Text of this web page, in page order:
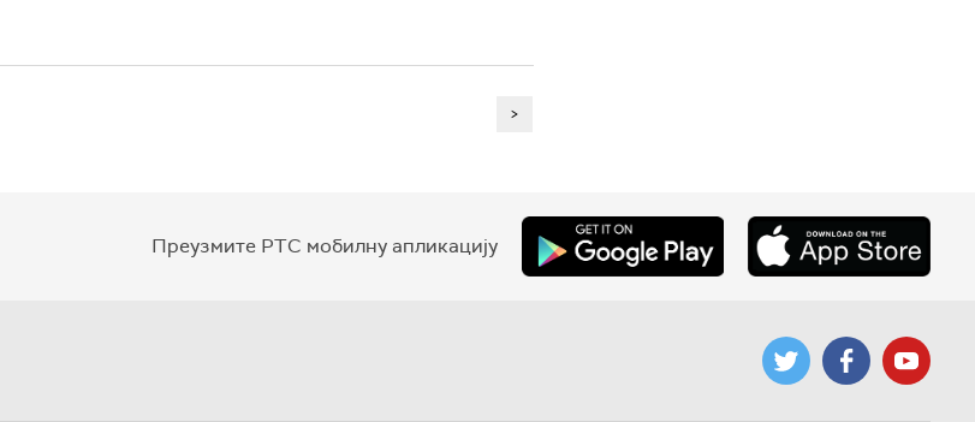
>
Преузмите РТС мобилну апликацију